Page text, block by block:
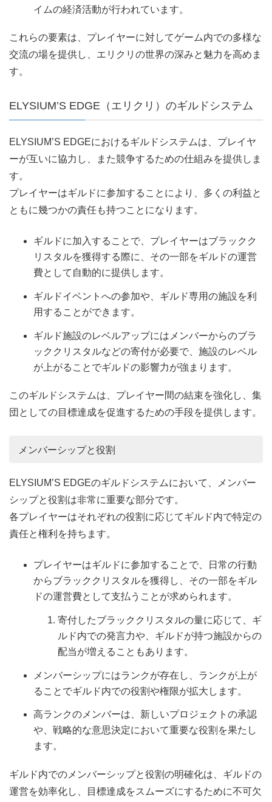
イムの経済活動が行われています。
これらの要素は、プレイヤーに対してゲーム内での多様な
交流の場を提供し、エリクリの世界の深みと魅力を高めま
す。
ELYSIUM’S EDGE（エリクリ）のギルドシステム
ELYSIUM’S EDGEにおけるギルドシステムは、プレイヤ
ーが互いに協力し、また競争するための仕組みを提供しま
す。
プレイヤーはギルドに参加することにより、多くの利益と
ともに幾つかの責任も持つことになります。
ギルドに加入することで、プレイヤーはブラックク
リスタルを獲得する際に、その一部をギルドの運営
費として自動的に提供します。
ギルドイベントへの参加や、ギルド専用の施設を利
用することができます。
ギルド施設のレベルアップにはメンバーからのブラ
ッククリスタルなどの寄付が必要で、施設のレベル
が上がることでギルドの影響力が強まります。
このギルドシステムは、プレイヤー間の結束を強化し、集
団としての目標達成を促進するための手段を提供します。
メンバーシップと役割
ELYSIUM’S EDGEのギルドシステムにおいて、メンバー
シップと役割は非常に重要な部分です。
各プレイヤーはそれぞれの役割に応じてギルド内で特定の
責任と権利を持ちます。
プレイヤーはギルドに参加することで、日常の行動
からブラッククリスタルを獲得し、その一部をギル
ドの運営費として支払うことが求められます。
寄付したブラッククリスタルの量に応じて、ギ
ルド内での発言力や、ギルドが持つ施設からの
配当が増えることもあります。
メンバーシップにはランクが存在し、ランクが上が
ることでギルド内での役割や権限が拡大します。
高ランクのメンバーは、新しいプロジェクトの承認
や、戦略的な意思決定において重要な役割を果たし
ます。
ギルド内でのメンバーシップと役割の明確化は、ギルドの
運営を効率化し、目標達成をスムーズにするために不可欠